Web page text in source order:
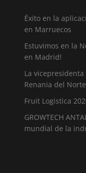
Éxito en la
en Marruecos
Estuvimos en la
en Madrid!
La
Renania del
Fruit Logistica
GROWTECH
mundial de la